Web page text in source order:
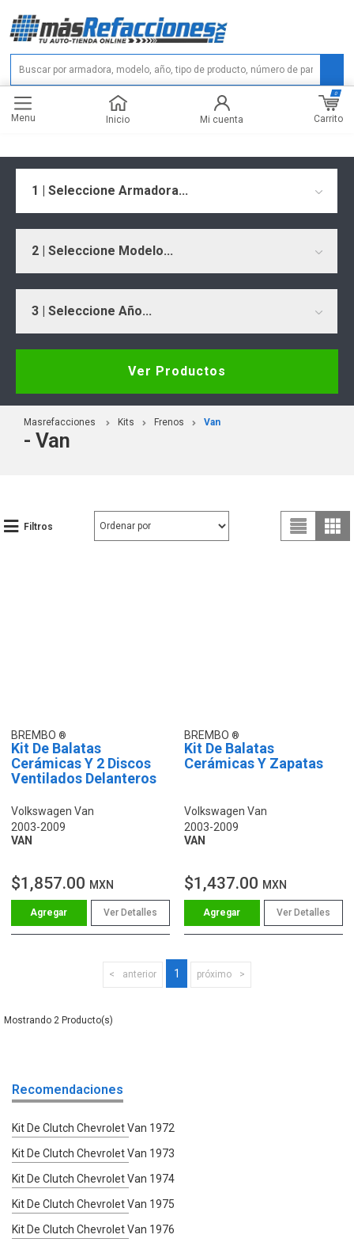
Menu Inicio Mi cuenta Carrito
0
1 | Seleccione Armadora...
2 | Seleccione Modelo...
3 | Seleccione Año...
Ver Productos
Masrefacciones Kits Frenos Van
- Van
Filtros
BREMBO
Kit De Balatas
Cerámicas Y 2 Discos
Ventilados Delanteros
Volkswagen Van
2003-2009
VAN
$1,857.00 MXN
Ver Detalles
BREMBO
Kit De Balatas
Cerámicas Y Zapatas
Volkswagen Van
2003-2009
VAN
$1,437.00 MXN
Ver Detalles
anterior 1 próximo
2
Recomendaciones
Kit De Clutch Chevrolet Van 1972
Kit De Clutch Chevrolet Van 1973
Kit De Clutch Chevrolet Van 1974
Kit De Clutch Chevrolet Van 1975
Kit De Clutch Chevrolet Van 1976